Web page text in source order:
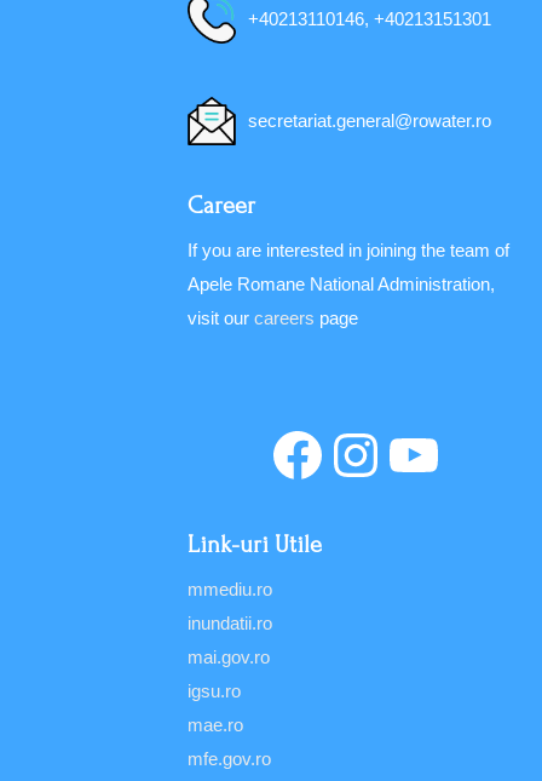
+40213110146, +40213151301
secretariat.general@rowater.ro
Career
If you are interested in joining the team of
Apele Romane National Administration,
visit our careers page
Link-uri Utile
mmediu.ro
inundatii.ro
mai.gov.ro
igsu.ro
mae.ro
mfe.gov.ro